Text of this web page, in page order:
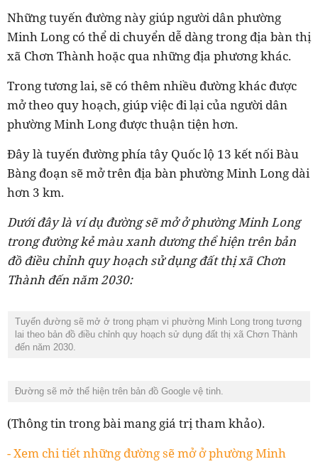
Những tuyến đường này giúp người dân phường
Minh Long có thể di chuyển dễ dàng trong địa bàn thị
xã Chơn Thành hoặc qua những địa phương khác.
Trong tương lai, sẽ có thêm nhiều đường khác được
mở theo quy hoạch, giúp việc đi lại của người dân
phường Minh Long được thuận tiện hơn.
Đây là tuyến đường phía tây Quốc lộ 13 kết nối Bàu
Bàng đoạn sẽ mở trên địa bàn phường Minh Long dài
hơn 3 km.
Dưới đây là ví dụ đường sẽ mở ở phường Minh Long
trong đường kẻ màu xanh dương thể hiện trên bản
đồ điều chỉnh quy hoạch sử dụng đất thị xã Chơn
Thành đến năm 2030:
Tuyến đường sẽ mở ở trong phạm vi phường Minh Long trong tương
lai theo bản đồ điều chỉnh quy hoạch sử dụng đất thị xã Chơn Thành
đến năm 2030.
Đường sẽ mở thể hiện trên bản đồ Google vệ tinh.
(Thông tin trong bài mang giá trị tham khảo).
- Xem chi tiết những đường sẽ mở ở phường Minh